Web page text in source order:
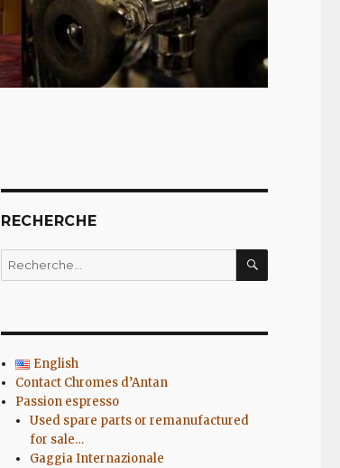
RECHERCHE
Recherche
pour
English
Contact Chromes d’Antan
Passion espresso
Used spare parts or remanufactured
for sale…
Gaggia Internazionale